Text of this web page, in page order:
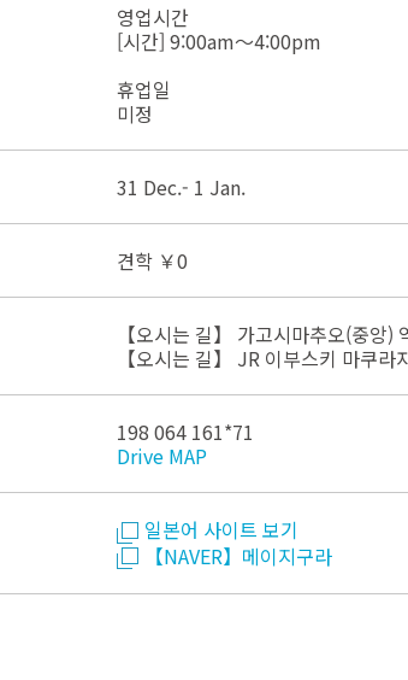
영업시간
[시간] 9:00am～4:00pm
휴업일
미정
31 Dec.- 1 Jan.
견학 ￥0
【오시는 길】 가고시마추오(중앙)
【오시는 길】 JR 이부스키 마쿠
198 064 161*71
Drive MAP
일본어 사이트 보기
【NAVER】메이지구라